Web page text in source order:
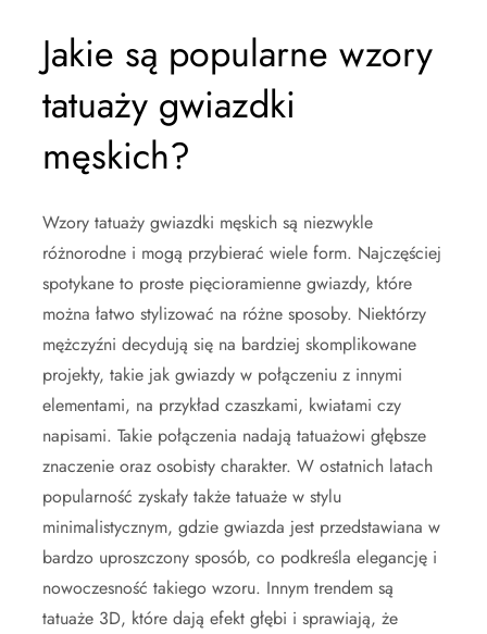
Jakie są popularne wzory
tatuaży gwiazdki
męskich?
Wzory tatuaży gwiazdki męskich są niezwykle
różnorodne i mogą przybierać wiele form. Najczęściej
spotykane to proste pięcioramienne gwiazdy, które
można łatwo stylizować na różne sposoby. Niektórzy
mężczyźni decydują się na bardziej skomplikowane
projekty, takie jak gwiazdy w połączeniu z innymi
elementami, na przykład czaszkami, kwiatami czy
napisami. Takie połączenia nadają tatuażowi głębsze
znaczenie oraz osobisty charakter. W ostatnich latach
popularność zyskały także tatuaże w stylu
minimalistycznym, gdzie gwiazda jest przedstawiana w
bardzo uproszczony sposób, co podkreśla elegancję i
nowoczesność takiego wzoru. Innym trendem są
tatuaże 3D, które dają efekt głębi i sprawiają, że